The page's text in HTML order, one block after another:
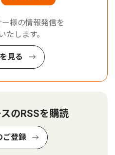
様の情報発信を
たします。
見る
のRSSを購読
ご登録